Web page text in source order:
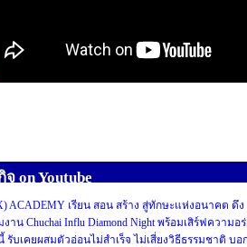
on Youtube
ACADEMY เรียน สอน สร้าง สู่ทักษะแห่งอนาคต
าน Chuchai Influ Diamond Night พร้อมเสิร์ฟความอ
รับเคยผสมตัวอ่อนไม่สำเร็จ ไม่เสี่ยงวิธีธรรมชาติ บ